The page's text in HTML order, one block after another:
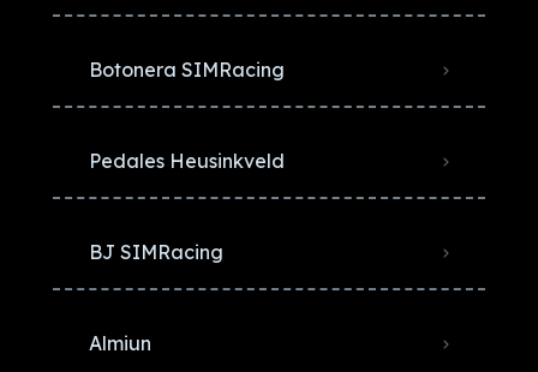
Botonera SIMRacing
Pedales Heusinkveld
BJ SIMRacing
Almiun